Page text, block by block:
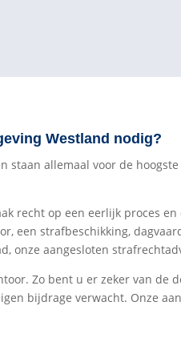
Westland nodig?
staan allemaal voor de
recht op een eerlijk proces
een strafbeschikking,
onze aangesloten
Zo bent u er zeker van de
bijdrage verwacht. Onze